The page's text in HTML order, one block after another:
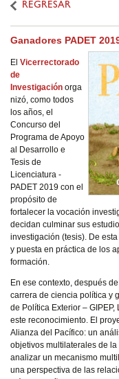
REGRESAR
Ganadores PADET
El Vicerrectorado
de
Investigación orga
nizó, como todos
los años, el
Concurso del
Programa de Apoyo
al Desarrollo e
Tesis de
Licenciatura -
PADET 2019 con el
propósito de
fortalecer la vocación
decidan culminar sus
investigación (tesis). De
y puesta en práctica de los
formación.
En ese contexto, después
carrera de ciencia política y
de Política Exterior –
este reconocimiento. El
Alianza del Pacífico: un
objetivos multilaterales de
analizar un mecanismo
una perspectiva de las